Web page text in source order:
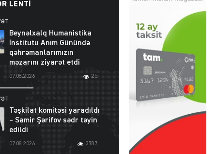
LENTI
Beynəlxalq Humanistika
İnstitutu Anım Günündə
qəhrəmanlarımızın
məzarını ziyarət etdi
07.08.2026 25
Təşkilat komitəsi yaradıldı
– Samir Şərifov sədr təyin
edildi
07.08.2026 3787